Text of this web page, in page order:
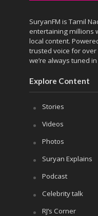
SuryanFM is Tamil
entertaining millions
local content.
trusted voice for
we’re always tuned
Explore Content
Stories
Videos
Photos
Suryan Explains
Podcast
Celebrity talk
RJ’s Corner